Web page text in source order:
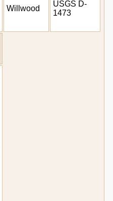
Willwood
USGS D-
1473